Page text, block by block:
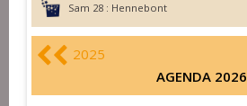
Sam 28 : Hennebont
2025
AGENDA 2026